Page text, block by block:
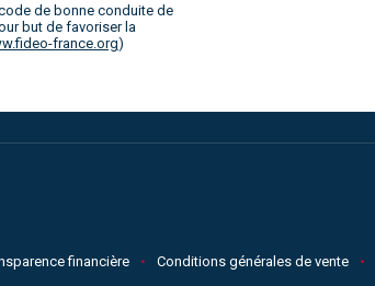
de bonne conduite de
but de favoriser la
france.org)
financière Conditions générales de vente